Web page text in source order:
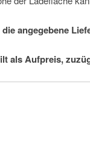
angegebene
als Aufpreis,